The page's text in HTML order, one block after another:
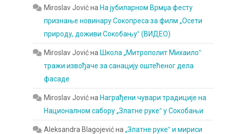
Miroslav Jovićна На јубиларном Врмџа фесту
признање новинару Сокопреса за филм „Осети
природу, доживи Сокобањуˮ (ВИДЕО)
Miroslav Jovićна Школа „Митрополит Михаилоˮ
тражи извођаче за санацију оштећеног дела
фасаде
Miroslav Jovićна Награђени чувари традиције на
Националном сабору „Златне рукеˮ у Сокобањи
Aleksandra Blagojevićна„Златне рукеˮ и мириси